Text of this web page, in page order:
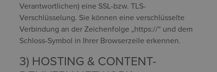
Verantwortlichen) eine SSL-bzw. TLS-
Verschlüsselung. Sie können eine verschlüsselte
Verbindung an der Zeichenfolge „https://“ und dem
Schloss-Symbol in Ihrer Browserzeile erkennen.
3) HOSTING & CONTENT-